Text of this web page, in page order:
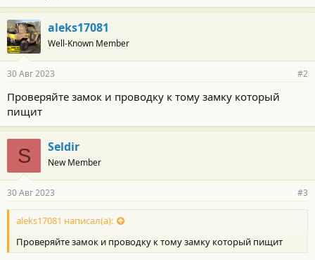
aleks17081
Well-Known Member
30 Авг 2023 #2
Проверяйте замок и проводку к тому замку который
пищит
S Seldir
New Member
30 Авг 2023 #3
aleks17081 написал(а):
Проверяйте замок и проводку к тому замку который пищит